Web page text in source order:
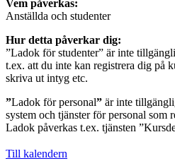
Vem påverkas:
Anställda och studenter
Hur detta påverkar dig:
”Ladok för studenter” är inte
t.ex. att du inte kan registrera dig på
skriva ut intyg etc.
”Ladok för personal” är inte
system och tjänster för personal som
Ladok påverkas t.ex. tjänsten
Till kalendern